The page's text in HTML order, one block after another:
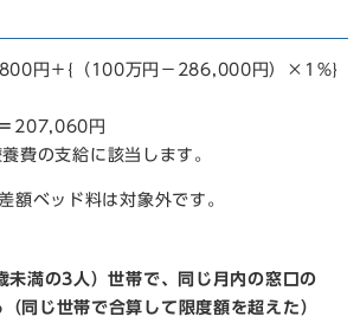
円＋{（100万円－286,000円）×1％}
＝ 207,060円
費の支給に該当します。
額ベッド料は対象外です。
未満の3人）世帯で、同じ月内の窓口の
同じ世帯で合算して限度額を超えた）